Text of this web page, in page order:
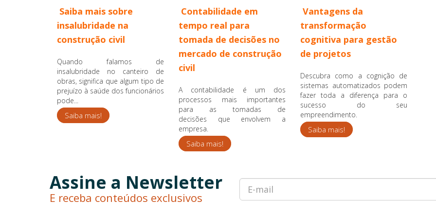
Saiba mais sobre
insalubridade na
construção civil
Quando falamos de
insalubridade no canteiro de
obras, significa que algum tipo de
prejuízo à saúde dos funcionários
pode...
Saiba mais!
Contabilidade em
tempo real para
tomada de decisões no
mercado de construção
civil
A contabilidade é um dos
processos mais importantes
para as tomadas de
decisões que envolvem a
empresa.
Saiba mais!
Vantagens da
transformação
cognitiva para gestão
de projetos
Descubra como a cognição de
sistemas automatizados podem
fazer toda a diferença para o
sucesso do seu
empreendimento.
Saiba mais!
Assine a Newsletter
E receba conteúdos exclusivos